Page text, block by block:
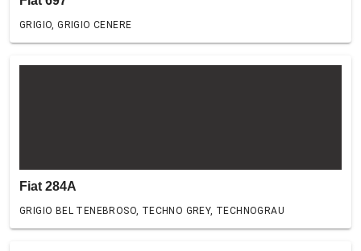
GRIGIO, GRIGIO CENERE
Fiat 284A
GRIGIO BEL TENEBROSO, TECHNO GREY, TECHNOGRAU